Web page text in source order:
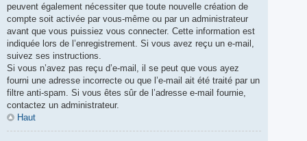
peuvent également nécessiter que toute nouvelle création de
compte soit activée par vous-même ou par un administrateur
avant que vous puissiez vous connecter. Cette information est
indiquée lors de l’enregistrement. Si vous avez reçu un e-mail,
suivez ses instructions.
Si vous n’avez pas reçu d’e-mail, il se peut que vous ayez
fourni une adresse incorrecte ou que l’e-mail ait été traité par un
filtre anti-spam. Si vous êtes sûr de l’adresse e-mail fournie,
contactez un administrateur.
Haut